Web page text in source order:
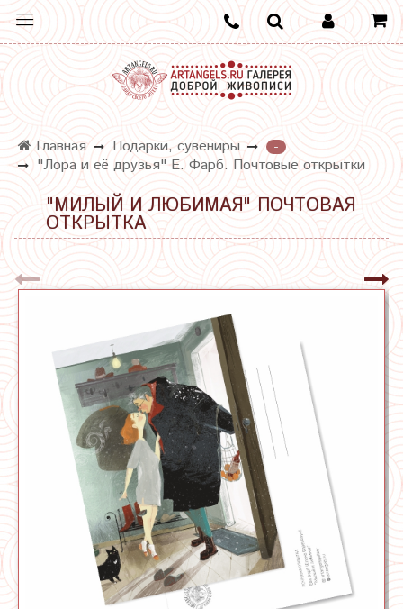
Главная Подарки, сувениры
-
"Лора и её друзья" Е. Фарб. Почтовые открытки
"МИЛЫЙ И ЛЮБИМАЯ" ПОЧТОВАЯ
ОТКРЫТКА